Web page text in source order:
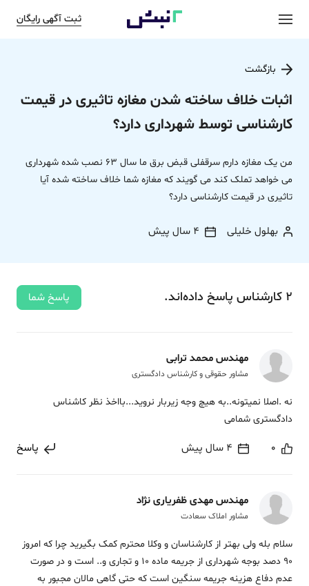
ثبت آگهی رایگان
بازگشت
اثبات خلاف ساخته شدن مغازه تاثیری در قیمت
کارشناسی توسط شهرداری دارد؟
من یک مغازه دارم سرقفلی قبض برق ما سال 63 نصب شده شهرداری
می خواهد تملک کند می گویند که مغازه شما خلاف ساخته شده آیا
تاثیری در قیمت کارشناسی دارد؟
بهلول خلیلی 4 سال پیش
2 کارشناس پاسخ داده‌اند. پاسخ شما
مهندس محمد ترابی
مشاور حقوقی و کارشناس دادگستری
نه .اصلا نمیتونه..به هیچ وجه زیربار نروید...بااخذ نظر کاشناس
دادگستری شمامی
0 4 سال پیش پاسخ
مهندس مهدی ظفریاری نژاد
مشاور املاک سعادت
سلام بله ولی بهتر از کارشناسان و وکلا محترم کمک بگیرید چرا که امروز
90 دصد بوجه شهرداری از جریمه ماده 10 و تجاری و.. است و در صورت
عدم دفاع هزینه جریمه سنگین است که حتی گاهی مالان مجبور به